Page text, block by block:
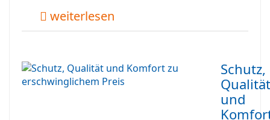
weiterlesen
Schutz,
Qualität
und